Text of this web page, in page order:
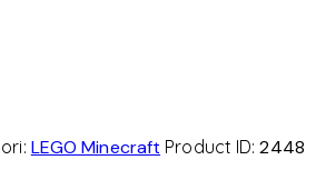
LEGO Minecraft Product ID:2448